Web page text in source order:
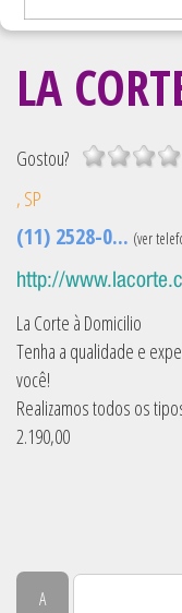
LA
Gostou?
, SP
(11) 2528-0... (ver
http://
La Corte à Domicilio
Tenha a qualidade e
você!
Realizamos todos os
2.190,00
A